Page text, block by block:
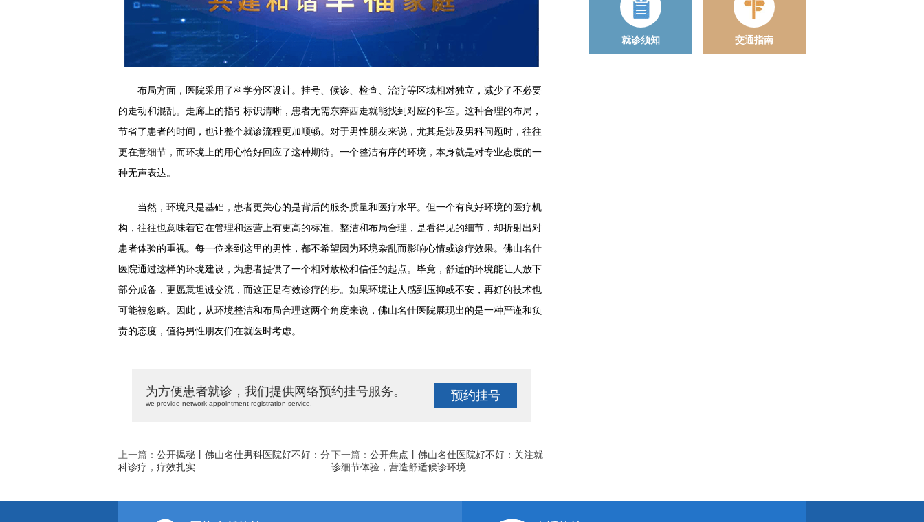
布局方面，医院采用了科学分区设计。挂号、候诊、检查、治疗等区域相对独立，减少了不必要
的走动和混乱。走廊上的指引标识清晰，患者无需东奔西走就能找到对应的科室。这种合理的布局，
节省了患者的时间，也让整个就诊流程更加顺畅。对于男性朋友来说，尤其是涉及男科问题时，往往
更在意细节，而环境上的用心恰好回应了这种期待。一个整洁有序的环境，本身就是对专业态度的一
种无声表达。
当然，环境只是基础，患者更关心的是背后的服务质量和医疗水平。但一个有良好环境的医疗机
构，往往也意味着它在管理和运营上有更高的标准。整洁和布局合理，是看得见的细节，却折射出对
患者体验的重视。每一位来到这里的男性，都不希望因为环境杂乱而影响心情或诊疗效果。佛山名仕
医院通过这样的环境建设，为患者提供了一个相对放松和信任的起点。毕竟，舒适的环境能让人放下
部分戒备，更愿意坦诚交流，而这正是有效诊疗的步。如果环境让人感到压抑或不安，再好的技术也
可能被忽略。因此，从环境整洁和布局合理这两个角度来说，佛山名仕医院展现出的是一种严谨和负
责的态度，值得男性朋友们在就医时考虑。
为方便患者就诊，我们提供网络预约挂号服务。
we provide network appointment registration service.
预约挂号
上一篇： 公开揭秘丨佛山名仕男科医院好不好：分
科诊疗，疗效扎实
下一篇： 公开焦点丨佛山名仕医院好不好：关注就
诊细节体验，营造舒适候诊环境
就诊须知 交通指南